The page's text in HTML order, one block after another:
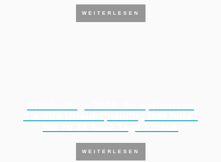
WEITERLESEN
WEITERLESEN